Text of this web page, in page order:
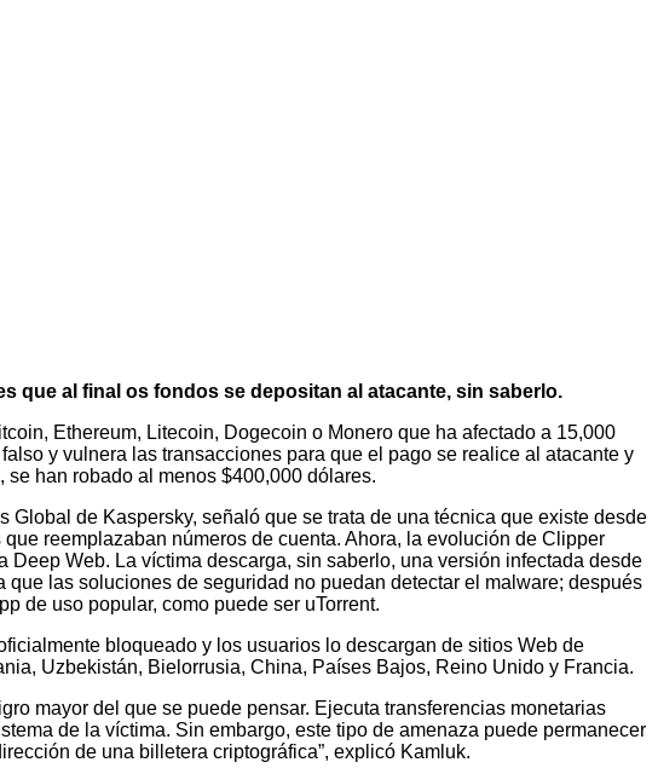
que al final os fondos se depositan al atacante, sin saberlo.
Ethereum, Litecoin, Dogecoin o Monero que ha afectado a 15,000
y vulnera las transacciones para que el pago se realice al atacante y
han robado al menos $400,000 dólares.
de Kaspersky, señaló que se trata de una técnica que existe desde
reemplazaban números de cuenta. Ahora, la evolución de Clipper
Web. La víctima descarga, sin saberlo, una versión infectada desde
las soluciones de seguridad no puedan detectar el malware; después
de uso popular, como puede ser uTorrent.
bloqueado y los usuarios lo descargan de sitios Web de
Uzbekistán, Bielorrusia, China, Países Bajos, Reino Unido y Francia.
mayor del que se puede pensar. Ejecuta transferencias monetarias
de la víctima. Sin embargo, este tipo de amenaza puede permanecer
de una billetera criptográfica”, explicó Kamluk.